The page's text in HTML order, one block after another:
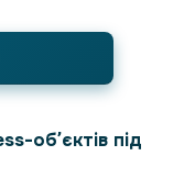
обʼєктів під